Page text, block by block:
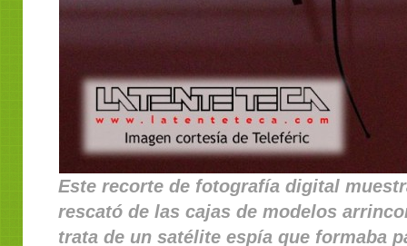
Este recorte de fotografía digital
rescató de las cajas de modelos
trata de un satélite espía que formaba